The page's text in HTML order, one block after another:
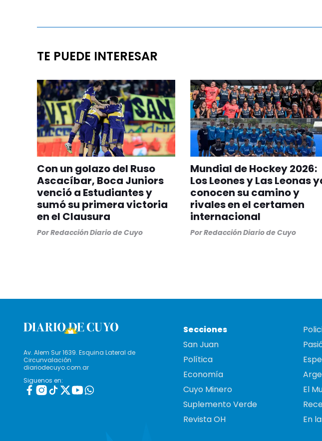
TE PUEDE INTERESAR
Con un golazo del Ruso
Ascacíbar, Boca Juniors
venció a Estudiantes y
sumó su primera victoria
en el Clausura
PorRedacción Diario de Cuyo
Mundial de Hockey 2026:
Los Leones y Las Leonas
conocen su camino y
rivales en el certamen
internacional
PorRedacción Diario de Cuyo
Av. Alem Sur 1639. Esquina Lateral de
Circunvalación
diariodecuyo.com.ar
Siguenos en:
Secciones
San Juan
Política
Economía
Cuyo Minero
Suplemento Verde
Revista OH
El
En